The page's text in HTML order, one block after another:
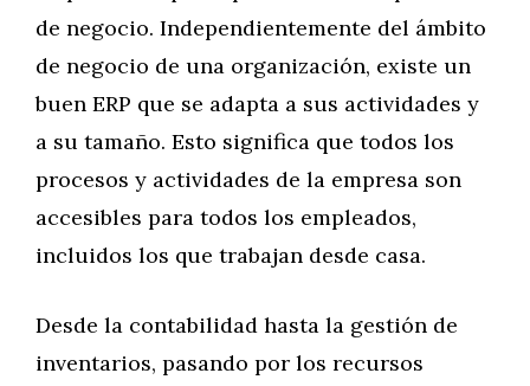
de negocio. Independientemente del ámbito
de negocio de una organización, existe un
buen ERP que se adapta a sus actividades y
a su tamaño. Esto significa que todos los
procesos y actividades de la empresa son
accesibles para todos los empleados,
incluidos los que trabajan desde casa.
Desde la contabilidad hasta la gestión de
inventarios, pasando por los recursos